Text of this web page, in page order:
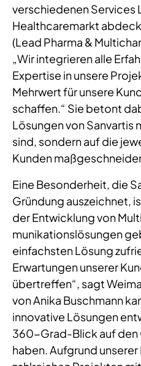
verschiedenen Services
Healthcaremarkt
(Lead Pharma &
„Wir integrieren alle
Expertise in unsere
Mehrwert für unsere
schaffen.“ Sie betont
Lösungen von Sanvartis
sind, sondern auf die
Kunden
Eine Besonderheit, die
Gründung auszeichnet,
der Entwicklung von
munikationslösungen
einfachsten Lösung
Erwartungen unserer
übertreffen“, sagt
von Anika Buschmann
innovative Lösungen
360-Grad-Blick auf den
haben. Aufgrund unserer